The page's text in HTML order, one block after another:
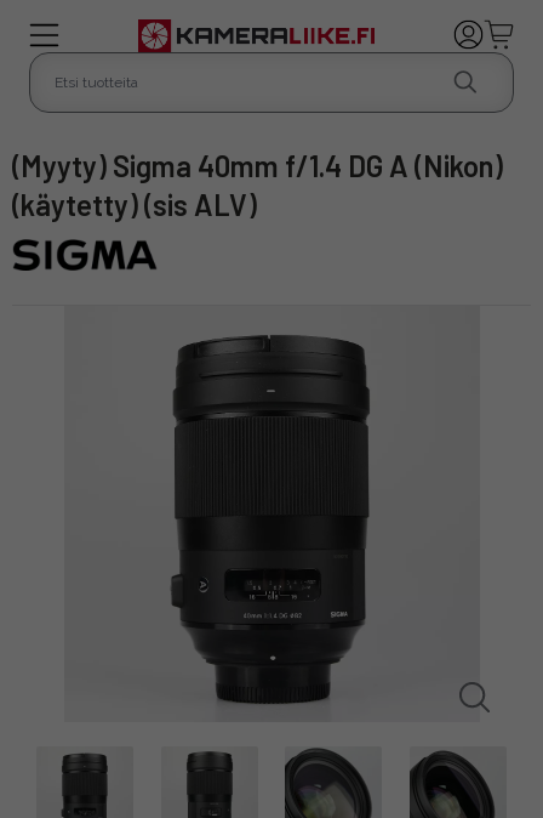
(Myyty) Sigma 40mm f/1.4 DG A (Nikon)
(käytetty) (sis ALV)